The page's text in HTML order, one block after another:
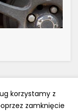
korzystamy z
zamknięcie